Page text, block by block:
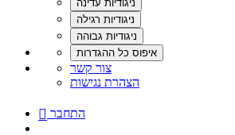
צור קשר
הצהרת נגישות
 התחבר